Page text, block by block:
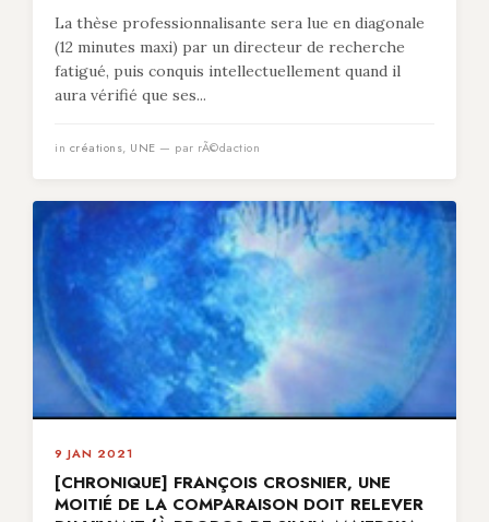
La thèse professionnalisante sera lue en diagonale
(12 minutes maxi) par un directeur de recherche
fatigué, puis conquis intellectuellement quand il
aura vérifié que ses...
in créations, UNE — par rÃ©daction
9 JAN 2021
[CHRONIQUE] FRANÇOIS CROSNIER, UNE
MOITIÉ DE LA COMPARAISON DOIT RELEVER